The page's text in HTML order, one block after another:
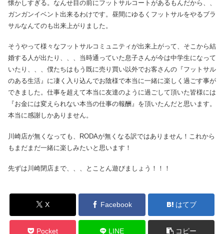
懐かしすぎる。なんせ目の前にフットサルコートがあるもんだから、、
ガンガンイベント出来るわけです。昼間にゆるくフットサルをやるブラ
サルなんてのも出来上がりました。
そうやって様々なフットサルコミュニティが出来上がって、そこから結
婚する人が出たり、、、当時通っていた息子さんが今は中学生になって
いたり、、、僕たちはもう既に売り買い以外でお客さんの『フットサル
のある生活』に凄く入り込んでお陰様で本当に一緒に楽しく過ごす事が
できました。仕事を超えて本当に友達のように過ごして頂いた皆様には
『お金には変えられない本当の仕事の報酬』を頂いたんだと思います。
本当に感謝しかありません。
川崎店が無くなっても、RODAが無くなる訳ではありません！これから
もまだまだ一緒に楽しみたいと思います！
先ずは川崎閉店まで、、、とことん遊びましょう！！！
X Facebook はてブ
Pocket LINE コピー